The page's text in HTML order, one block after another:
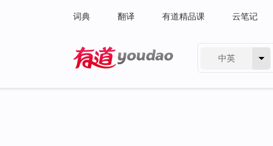
词典 翻译 有道精品课 云笔记
中英